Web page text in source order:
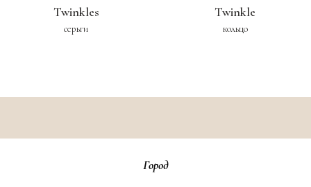
Twinkles
серьги
Twinkle
кольцо
Город